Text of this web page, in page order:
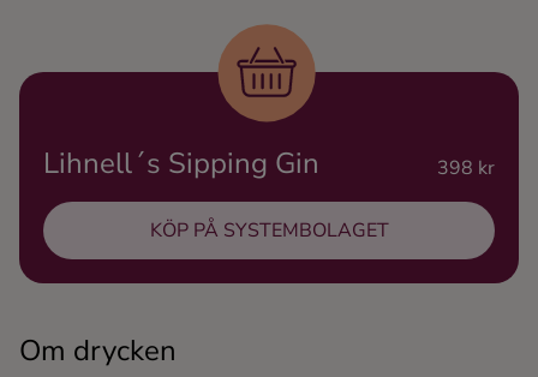
Om drycken
Lihnell´s Sipping Gin 398 kr
KÖP PÅ SYSTEMBOLAGET